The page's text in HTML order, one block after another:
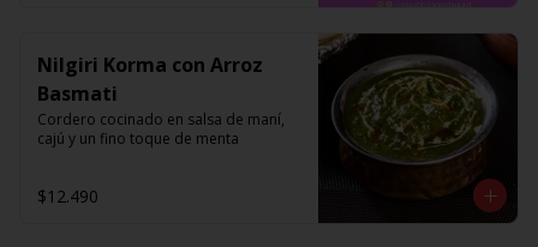
Nilgiri Korma con Arroz
Basmati
Cordero cocinado en salsa de maní,
cajú y un fino toque de menta
$12.490